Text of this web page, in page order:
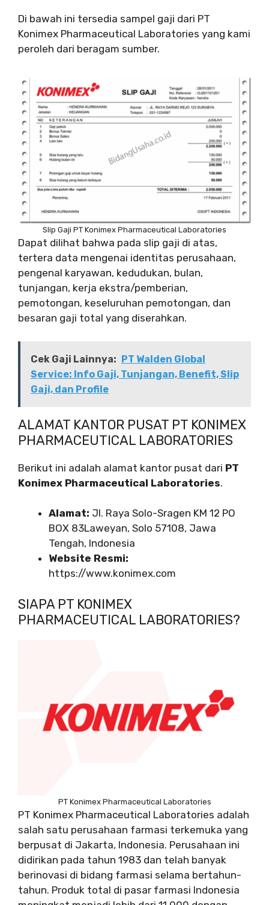
Di bawah ini tersedia sampel gaji dari PT
Konimex Pharmaceutical Laboratories yang kami
peroleh dari beragam sumber.
Slip Gaji PT Konimex Pharmaceutical Laboratories
Dapat dilihat bahwa pada slip gaji di atas,
tertera data mengenai identitas perusahaan,
pengenal karyawan, kedudukan, bulan,
tunjangan, kerja ekstra/pemberian,
pemotongan, keseluruhan pemotongan, dan
besaran gaji total yang diserahkan.
Cek Gaji Lainnya: PT Walden Global
Service: Info Gaji, Tunjangan, Benefit, Slip
Gaji, dan Profile
ALAMAT KANTOR PUSAT PT KONIMEX
PHARMACEUTICAL LABORATORIES
Berikut ini adalah alamat kantor pusat dari PT
Konimex Pharmaceutical Laboratories.
Alamat: Jl. Raya Solo-Sragen KM 12 PO
BOX 83Laweyan, Solo 57108, Jawa
Tengah, Indonesia
Website Resmi:
https://www.konimex.com
SIAPA PT KONIMEX
PHARMACEUTICAL LABORATORIES?
PT Konimex Pharmaceutical Laboratories
PT Konimex Pharmaceutical Laboratories adalah
salah satu perusahaan farmasi terkemuka yang
berpusat di Jakarta, Indonesia. Perusahaan ini
didirikan pada tahun 1983 dan telah banyak
berinovasi di bidang farmasi selama bertahun-
tahun. Produk total di pasar farmasi Indonesia